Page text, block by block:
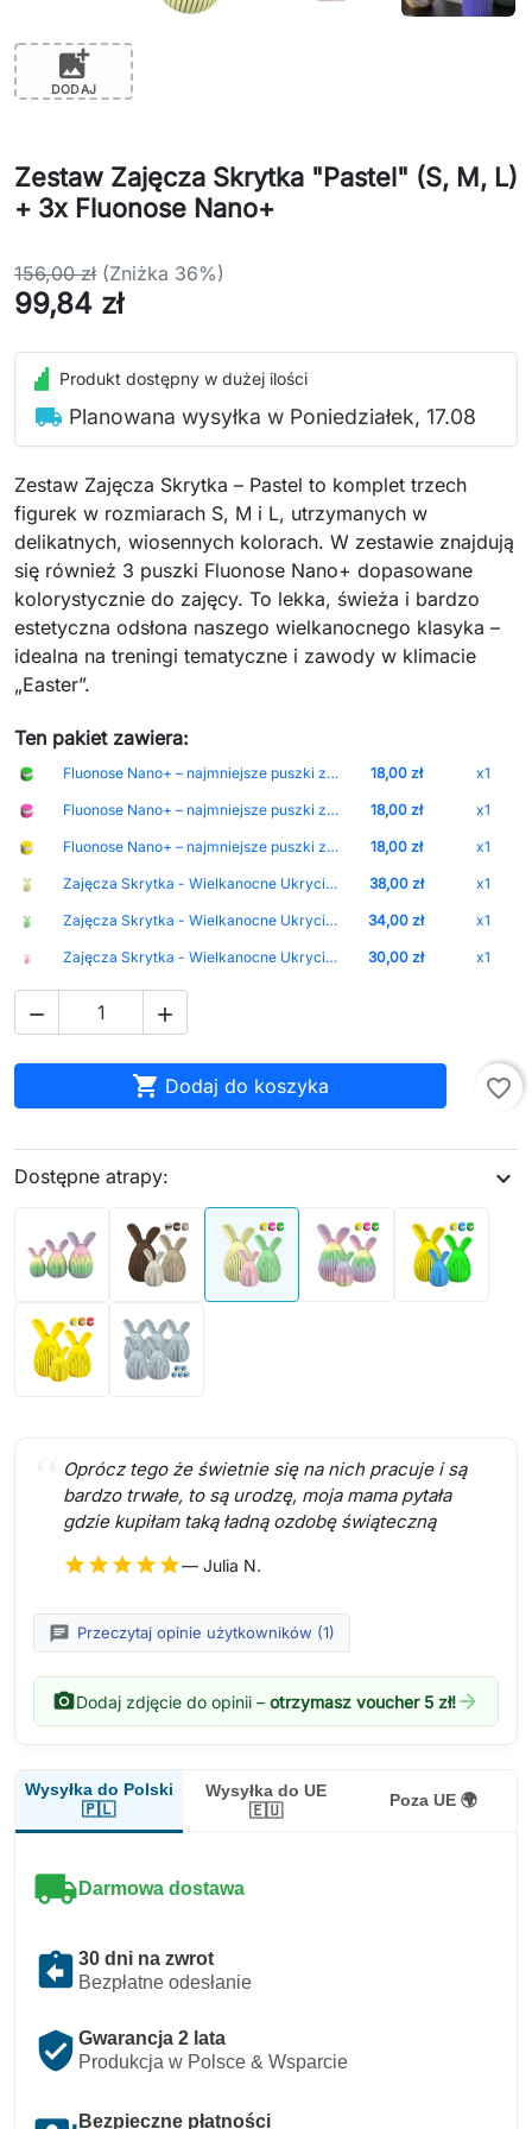
add_photo_alternate
DODAJ
Zestaw Zajęcza Skrytka "Pastel" (S, M, L)
+ 3x Fluonose Nano+
156,00 zł (Zniżka 36%)
99,84 zł
Produkt dostępny w dużej ilości
local_shipping Planowana wysyłka w Poniedziałek, 17.08
Zestaw Zajęcza Skrytka – Pastel to komplet trzech
figurek w rozmiarach S, M i L, utrzymanych w
delikatnych, wiosennych kolorach. W zestawie znajdują
się również 3 puszki Fluonose Nano+ dopasowane
kolorystycznie do zajęcy. To lekka, świeża i bardzo
estetyczna odsłona naszego wielkanocnego klasyka –
idealna na treningi tematyczne i zawody w klimacie
„Easter”.
Ten pakiet zawiera:
Fluonose Nano+ – najmniejsze puszki zapachowe z wbudowanym magnesem i regulacją intensywności zapachu Nakrętka-White Puszka-Dark_Green 18,00 zł x1
Fluonose Nano+ – najmniejsze puszki zapachowe z wbudowanym magnesem i regulacją intensywności zapachu Nakrętka-White Puszka-Magenta 18,00 zł x1
Fluonose Nano+ – najmniejsze puszki zapachowe z wbudowanym magnesem i regulacją intensywności zapachu Nakrętka-White Puszka-Yellow 18,00 zł x1
Zajęcza Skrytka - Wielkanocne Ukrycie Zapachu, 3 rozmiary Rozmiar-L Kolor-Pastel_Yellow 38,00 zł x1
Zajęcza Skrytka - Wielkanocne Ukrycie Zapachu, 3 rozmiary Rozmiar-M Kolor-Pastel_Green 34,00 zł x1
Zajęcza Skrytka - Wielkanocne Ukrycie Zapachu, 3 rozmiary Rozmiar-S Kolor-Pastel_Pink 30,00 zł x1
 
 Dodaj do koszyka favorite_border
Dostępne atrapy: expand_more
Oprócz tego że świetnie się na nich pracuje i są
bardzo trwałe, to są urodzę, moja mama pytała
gdzie kupiłam taką ładną ozdobę świąteczną
star star star star star— Julia N.
chat Przeczytaj opinie użytkowników (1)
photo_cameraDodaj zdjęcie do opinii – otrzymasz voucher 5 zł!arrow_forward
Wysyłka do Polski
🇵🇱
Wysyłka do UE
🇪🇺
Poza UE 🌍
local_shipping Darmowa dostawa
assignment_return 30 dni na zwrot
Bezpłatne odesłanie
verified_user Gwarancja 2 lata
Produkcja w Polsce & Wsparcie
Bezpieczne płatności